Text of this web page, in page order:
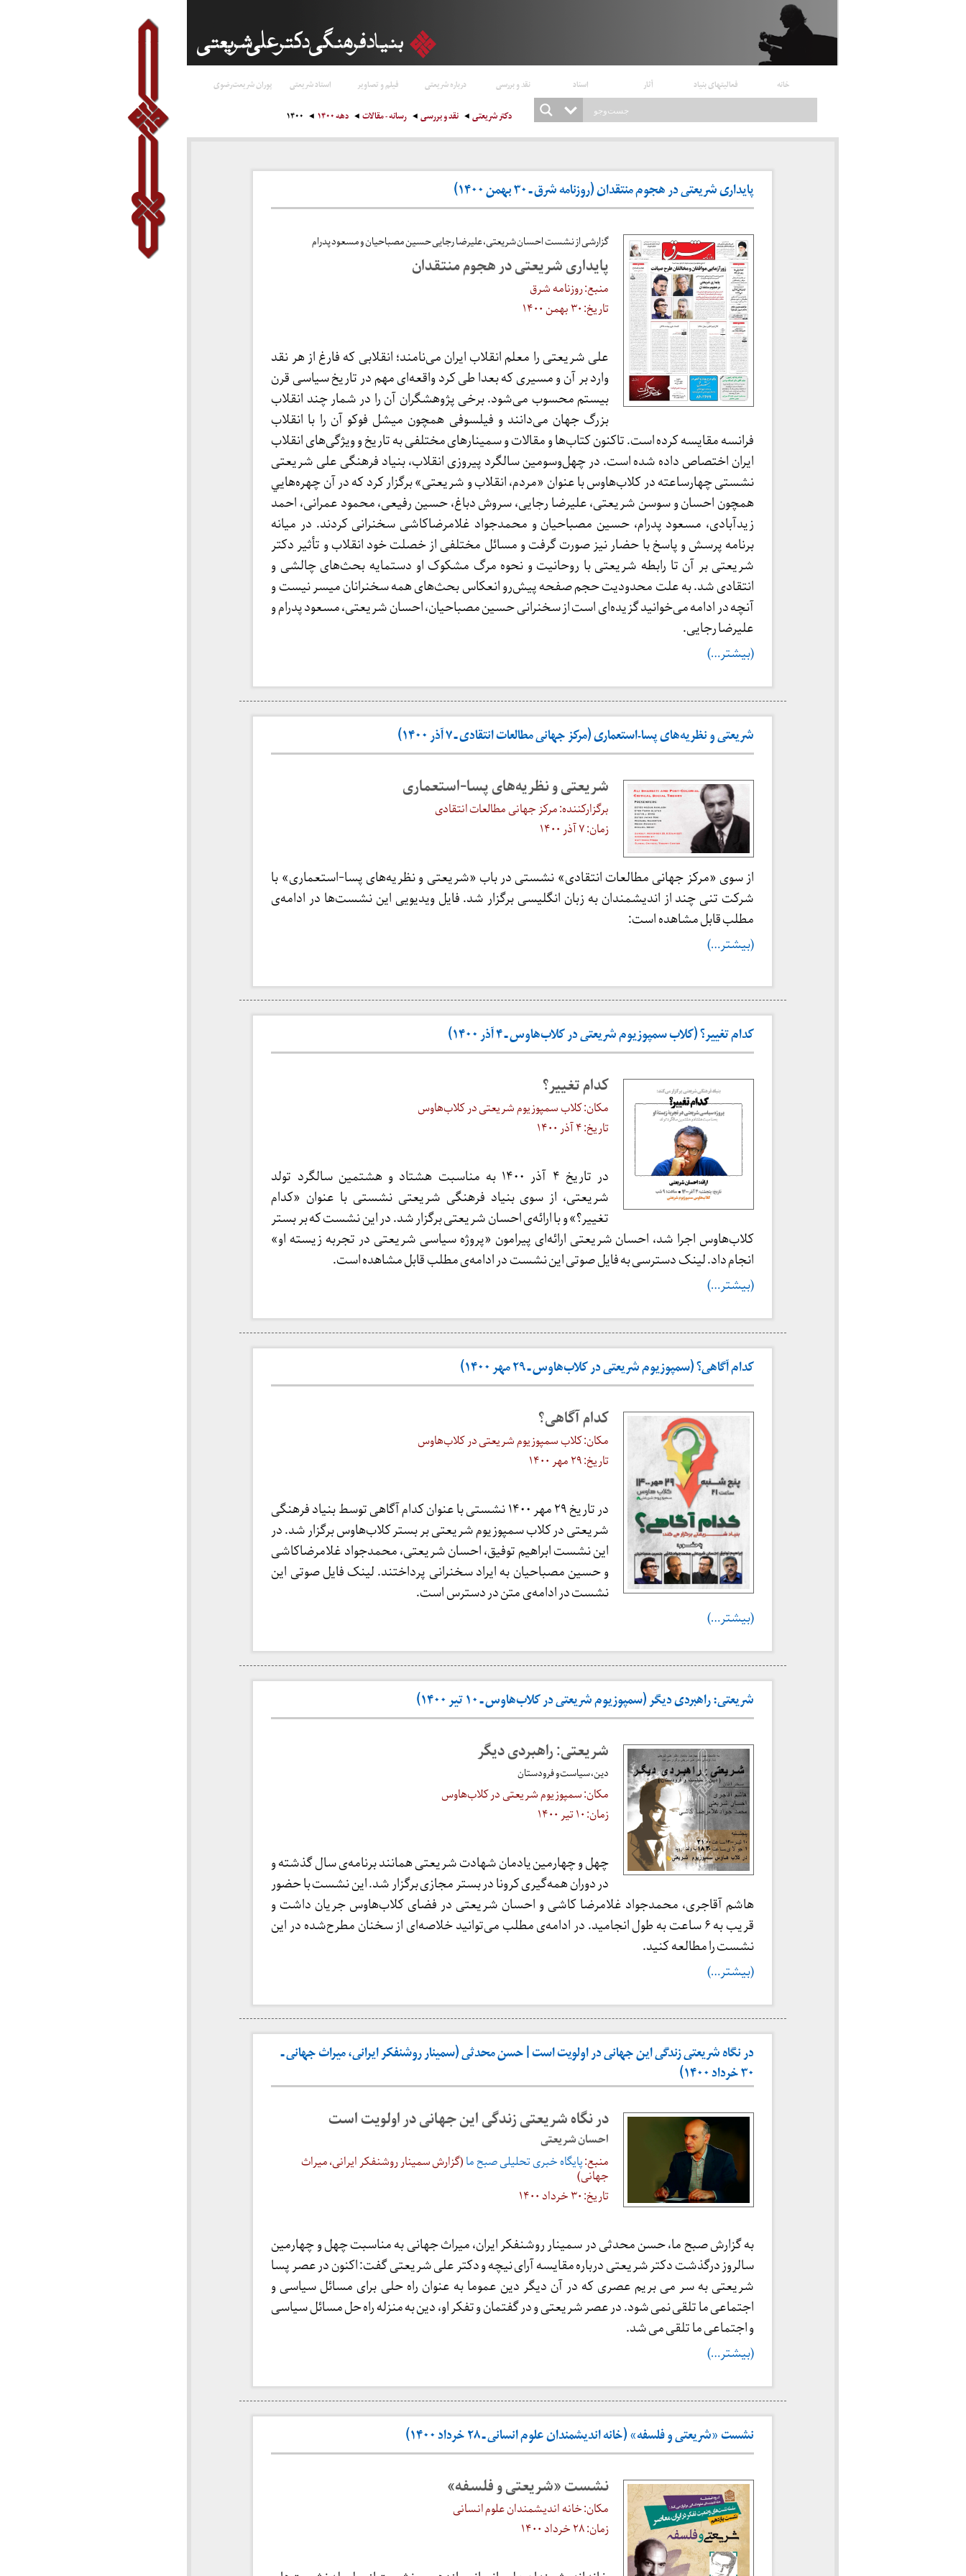
خانه فعالیتهای بنیاد آثار اسناد نقد و بررسی درباره شریعتی فیلم و تصاویر استاد شریعتی پوران شریعت‌رضوی
دکتر شریعتی نقد و بررسی رسانه - مقالات دهه ۱۴۰۰ ۱۴۰۰
پایداری شریعتی در هجوم منتقدان (روزنامه شرق ـ ۳۰ بهمن ۱۴۰۰)
گزارشی از نشست احسان شریعتی، علیرضا رجایی‌ حسین مصباحیان و مسعود پدرام ‌
‌پایداری شریعتی در هجوم منتقدان
منبع: روزنامه شرق
تاریخ: ۳۰ بهمن ۱۴۰۰
علی شریعتی را معلم انقلاب ایران می‌نامند؛ انقلابی که فارغ از هر نقد
وارد بر آن و مسیری که بعدا طی کرد واقعه‌ای مهم در تاریخ سیاسی قرن
بیستم محسوب می‌شود. برخی پژوهشگران آن را در شمار چند انقلاب
بزرگ جهان می‌دانند و فیلسوفی همچون میشل فوکو آن را با انقلاب
فرانسه مقايسه كرده است. تاکنون کتاب‌ها و مقالات و سمینارهای مختلفی به تاریخ و ویژگی‌های انقلاب
ایران اختصاص داده شده است. در چهل‌وسومین سالگرد پیروزی انقلاب، بنیاد فرهنگی علی شریعتی
نشستی چهارساعته در کلاب‌هاوس با عنوان «مردم، انقلاب و شریعتی» برگزار کرد که در آن چهره‌هايي
همچون احسان و سوسن شریعتی، علیرضا رجایی، سروش دباغ، حسین رفیعی، محمود عمرانی، احمد
زید‌آبادی، مسعود پدرام، حسین مصباحیان و محمدجواد غلامرضاکاشی سخنرانی کردند. در میانه
برنامه پرسش و پاسخ با حضار نیز صورت گرفت و مسائل مختلفی از خصلت خود انقلاب و تأثیر دکتر
شریعتی بر آن تا رابطه شریعتی با روحانیت و نحوه مرگ مشکوک او دستمایه بحث‌های چالشی و
انتقادی شد. به علت محدودیت حجم صفحه پیش‌رو انعکاس بحث‌های همه سخنرانان میسر نیست و
آنچه در ادامه می‌خوانید گزیده‌ای است از سخنرانی حسین مصباحیان، احسان شریعتی، مسعود پدرام و
علیرضا رجایی.
(بیشتر…)
شریعتی و نظریه‌های پسا-استعماری (مرکز جهانی مطالعات انتقادی ـ ۷ آذر ۱۴۰۰)
شریعتی و نظریه‌های پسا-استعماری
برگزارکننده: مرکز جهانی مطالعات انتقادی
زمان: ۷ آذر ۱۴۰۰
از سوی «مرکز جهانی مطالعات انتقادی» نشستی در باب «شریعتی و نظریه‌های پسا-استعماری» با
شرکت تنی چند از اندیشمندان به زبان انگلیسی برگزار شد. فایل ویدیویی این نشست‌ها در ادامه‌ی
مطلب قابل مشاهده است:
(بیشتر…)
کدام تغییر؟ (کلاب‌ سمپوزیوم شریعتی در کلاب‌هاوس ـ ۴ آذر ۱۴۰۰)
کدام تغییر؟
مکان: کلاب سمپوزیوم شریعتی در کلاب‌هاوس
تاریخ: ۴ آذر ۱۴۰۰
در تاریخ ۴ آذر ۱۴۰۰ به مناسبت هشتاد و هشتمین سالگرد تولد
شریعتی، از سوی بنیاد فرهنگی شریعتی نشستی با عنوان «کدام
تغییر؟» و با ارائه‌ی احسان شریعتی برگزار شد. در این نشست که بر بستر
کلاب‌هاوس اجرا شد، احسان شریعتی ارائه‌ای پیرامون «پروژه سیاسی شریعتی در تجربه زیسته او»
انجام داد. لینک دسترسی به فایل صوتی این نشست در ادامه‌ی مطلب قابل مشاهده است.
(بیشتر…)
کدام آگاهی؟ (سمپوزیوم شریعتی در کلاب‌هاوس ـ ۲۹ مهر ۱۴۰۰)
کدام آگاهی؟
مکان: کلاب سمپوزیوم شریعتی در کلاب‌هاوس
تاریخ: ۲۹ مهر ۱۴۰۰
در تاریخ ۲۹ مهر ۱۴۰۰ نشستی با عنوان کدام آگاهی توسط بنیاد فرهنگی
شریعتی در کلاب سمپوزیوم شریعتی بر بستر کلاب‌هاوس برگزار شد. در
این نشست ابراهیم توفیق، احسان شریعتی، محمدجواد غلامرضاکاشی
و حسین مصباحیان به ایراد سخنرانی پرداختند. لینک فایل صوتی این
نشست در ادامه‌ی متن در دسترس است.
(بیشتر…)
شریعتی: راهبردی دیگر (سمپوزیوم شریعتی در کلاب‌هاوس ـ ۱۰ تیر ۱۴۰۰)
شریعتی: راهبردی دیگر
دین، سیاست و فرودستان
مکان: سمپوزیوم شریعتی در کلاب‌هاوس
زمان: ۱۰ تیر ۱۴۰۰
چهل و چهارمین یادمان شهادت شریعتی همانند برنامه‌ی سال گذشته و
در دوران همه‌گیری کرونا در بستر مجازی برگزار شد. این نشست با حضور
هاشم آقاجری، محمدجواد غلامرضا کاشی و احسان شریعتی در فضای کلاب‌هاوس جریان داشت و
قریب به ۶ ساعت به طول انجامید. در ادامه‌ی مطلب می‌توانید خلاصه‌ای از سخنان مطرح‌شده در این
نشست را مطالعه کنید.
(بیشتر…)
در نگاه شریعتی زندگی این جهانی در اولویت است | حسن محدثی (سمینار روشنفکر ایرانی، میراث جهانی ـ
۳۰ خرداد ۱۴۰۰)
در نگاه شریعتی زندگی این جهانی در اولویت است
احسان شریعتی
منبع:پایگاه خبری تحلیلی صبح ما(گزارش سمینار روشنفکر ایرانی، میراث
جهانی)
تاریخ: ۳۰ خرداد ۱۴۰۰
به گزارش صبح ما، حسن محدثی در سمینار روشنفکر ایران، میراث جهانی به مناسبت چهل و چهارمین
سالروز درگذشت دکتر شریعتی درباره مقایسه آرای نیچه و دکتر علی شریعتی گفت: اکنون در عصر پسا
شریعتی به سر می بریم عصری که در آن دیگر دین عموما به عنوان راه حلی برای مسائل سیاسی و
اجتماعی ما تلقی نمی شود. در عصر شریعتی و در گفتمان و تفکر او، دین به منزله راه حل مسائل سیاسی
و اجتماعی ما تلقی می شد.
(بیشتر…)
نشست «شریعتی و فلسفه» (خانه اندیشمندان علوم انسانی ـ ۲۸ خرداد ۱۴۰۰)
نشست «شریعتی و فلسفه»
مکان: خانه اندیشمندان علوم انسانی
زمان: ۲۸ خرداد ۱۴۰۰